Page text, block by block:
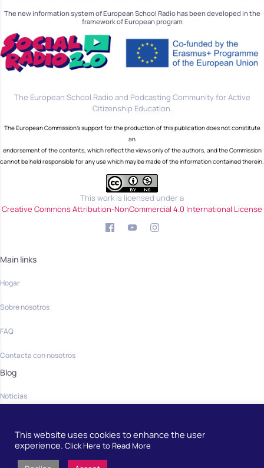
The new information system of European School Radio has been developed in the
framework of European program
The European School Radio and Podcasting Community for Active
Citizenship Education.
The European Commission's support for the production of this publication does not constitute
an
endorsement of the contents, which reflect the views only of the authors, and the Commission
cannot be held responsible for any use which may be made of the information contained therein.
This work is licensed under a
Creative Commons Attribution-NonCommercial 4.0 International License
Main links
Hogar
Sobre nosotros
FAQ
Contacta con nosotros
Blog
Noticias
HogarThis website uses cookies to enhance the user
experience. Click Here to Read More